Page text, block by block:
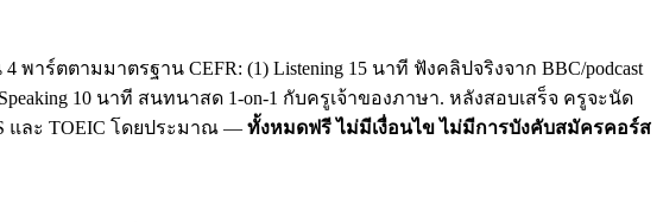
าร์ตตามมาตรฐาน CEFR: (1) Listening 15 นาที ฟังคลิปจริงจาก BBC/podcast
10 นาที สนทนาสด 1-on-1 กับครูเจ้าของภาษา. หลังสอบเสร็จ ครูจะนัด
และ TOEIC โดยประมาณ — ทั้งหมดฟรี ไม่มีเงื่อนไข ไม่มีการบังคับสมัครคอร์ส